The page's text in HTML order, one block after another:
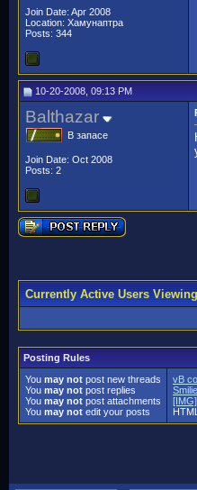
Join Date: Apr 2008
Location: Хамунаптра
Posts: 344
10-20-2008, 09:13 PM
Balthazar
В запасе
Join Date: Oct 2008
Posts: 2
Currently Active Users
Posting Rules
You may not post new threads
You may not post replies
You may not post attachments
You may not edit your posts
vB
[IMG]